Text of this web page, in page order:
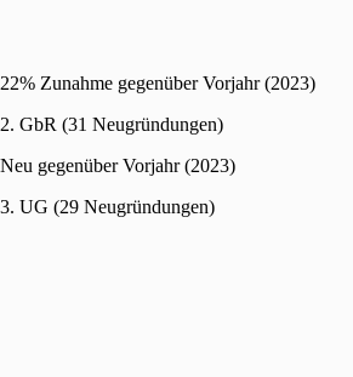
22% Zunahme gegenüber Vorjahr (2023)
2. GbR (31 Neugründungen)
Neu gegenüber Vorjahr (2023)
3. UG (29 Neugründungen)